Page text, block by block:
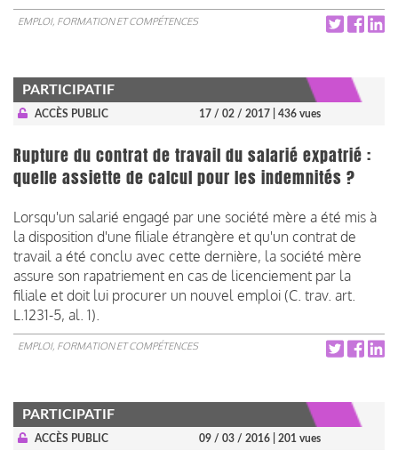
EMPLOI, FORMATION ET COMPÉTENCES
PARTICIPATIF
ACCÈS PUBLIC 17 / 02 / 2017 | 436 vues
Rupture du contrat de travail du salarié expatrié :
quelle assiette de calcul pour les indemnités ?
Lorsqu'un salarié engagé par une société mère a été mis à
la disposition d'une filiale étrangère et qu'un contrat de
travail a été conclu avec cette dernière, la société mère
assure son rapatriement en cas de licenciement par la
filiale et doit lui procurer un nouvel emploi (C. trav. art.
L.1231-5, al. 1).
EMPLOI, FORMATION ET COMPÉTENCES
PARTICIPATIF
ACCÈS PUBLIC 09 / 03 / 2016 | 201 vues